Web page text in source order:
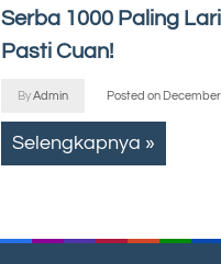
Serba 1000 Paling
Pasti Cuan!
ByAdmin Posted on December
Selengkapnya »